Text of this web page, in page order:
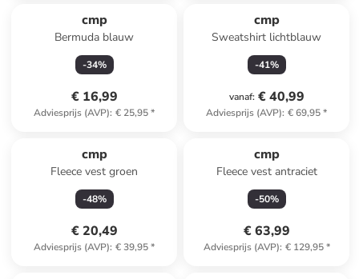
cmp
Bermuda blauw
-34%
€ 16,99
Adviesprijs (AVP): € 25,95*
cmp
Sweatshirt lichtblauw
-41%
vanaf: € 40,99
Adviesprijs (AVP): € 69,95*
cmp
Fleece vest groen
-48%
€ 20,49
Adviesprijs (AVP): € 39,95*
cmp
Fleece vest antraciet
-50%
€ 63,99
Adviesprijs (AVP): € 129,95*